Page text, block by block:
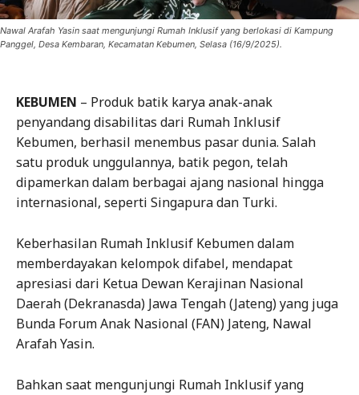
Nawal Arafah Yasin saat mengunjungi Rumah Inklusif yang berlokasi di Kampung
Panggel, Desa Kembaran, Kecamatan Kebumen, Selasa (16/9/2025).
KEBUMEN – Produk batik karya anak-anak
penyandang disabilitas dari Rumah Inklusif
Kebumen, berhasil menembus pasar dunia. Salah
satu produk unggulannya, batik pegon, telah
dipamerkan dalam berbagai ajang nasional hingga
internasional, seperti Singapura dan Turki.
Keberhasilan Rumah Inklusif Kebumen dalam
memberdayakan kelompok difabel, mendapat
apresiasi dari Ketua Dewan Kerajinan Nasional
Daerah (Dekranasda) Jawa Tengah (Jateng) yang juga
Bunda Forum Anak Nasional (FAN) Jateng, Nawal
Arafah Yasin.
Bahkan saat mengunjungi Rumah Inklusif yang